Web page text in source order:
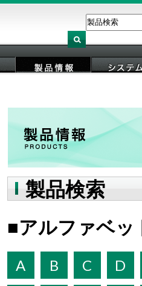
製品検索
アルファベ
A B C
D